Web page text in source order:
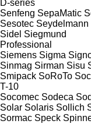
D-series
Senfeng SepaMatic
Sesotec Seydelmann
Sidel Siegmund
Professional
Siemens Sigma
Sinmag Sirman Sisu
Smipack SoRoTo
T-10
Socomec Sodeca
Solar Solaris Sollich
Sormac Speck